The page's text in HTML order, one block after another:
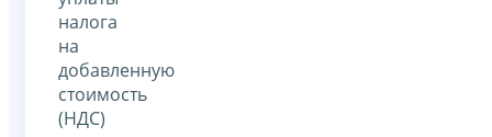
налога
на
добавленную
стоимость
(НДС)